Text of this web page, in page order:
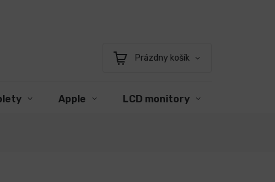
Nákupný
Prázdny košík
Apple LCD monitory